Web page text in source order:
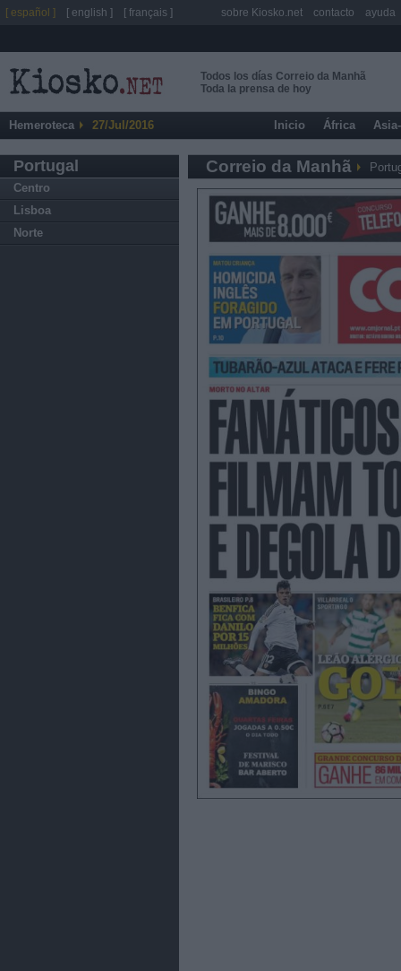
Todos los días Correio da Manhã
Toda la prensa de hoy
Hemeroteca 27/Jul/2016 Inicio África
Portugal
Centro
Lisboa
Norte
Correio da Manhã
[ español ] [ english ] [ français ] sobre Kiosko.net contacto ayuda